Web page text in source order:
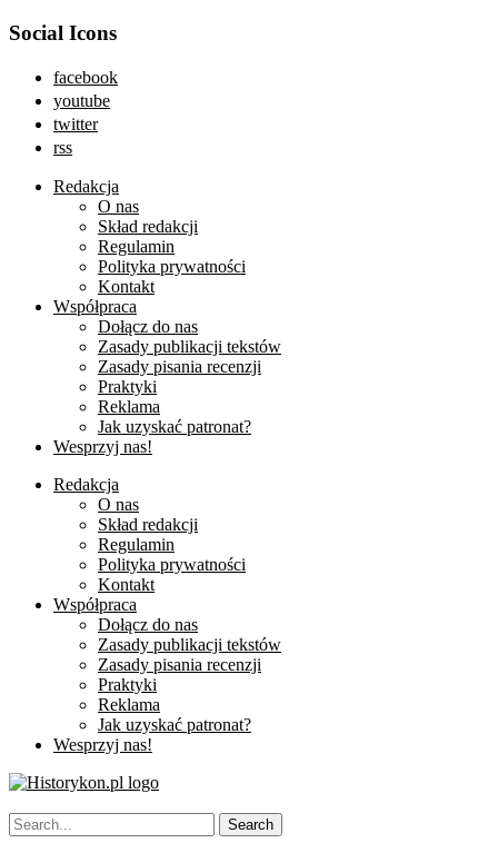
Social Icons
facebook
youtube
twitter
rss
Redakcja
O nas
Skład redakcji
Regulamin
Polityka prywatności
Kontakt
Współpraca
Dołącz do nas
Zasady publikacji tekstów
Zasady pisania recenzji
Praktyki
Reklama
Jak uzyskać patronat?
Wesprzyj nas!
Redakcja
O nas
Skład redakcji
Regulamin
Polityka prywatności
Kontakt
Współpraca
Dołącz do nas
Zasady publikacji tekstów
Zasady pisania recenzji
Praktyki
Reklama
Jak uzyskać patronat?
Wesprzyj nas!